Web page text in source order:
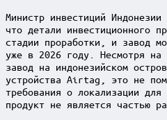
Министр инвестиций Индонезии
что детали инвестиционного
стадии проработки, и завод
уже в 2026 году. Несмотря на
завод на индонезийском
устройства Airtag, это не
требования о локализации
продукт не является частью